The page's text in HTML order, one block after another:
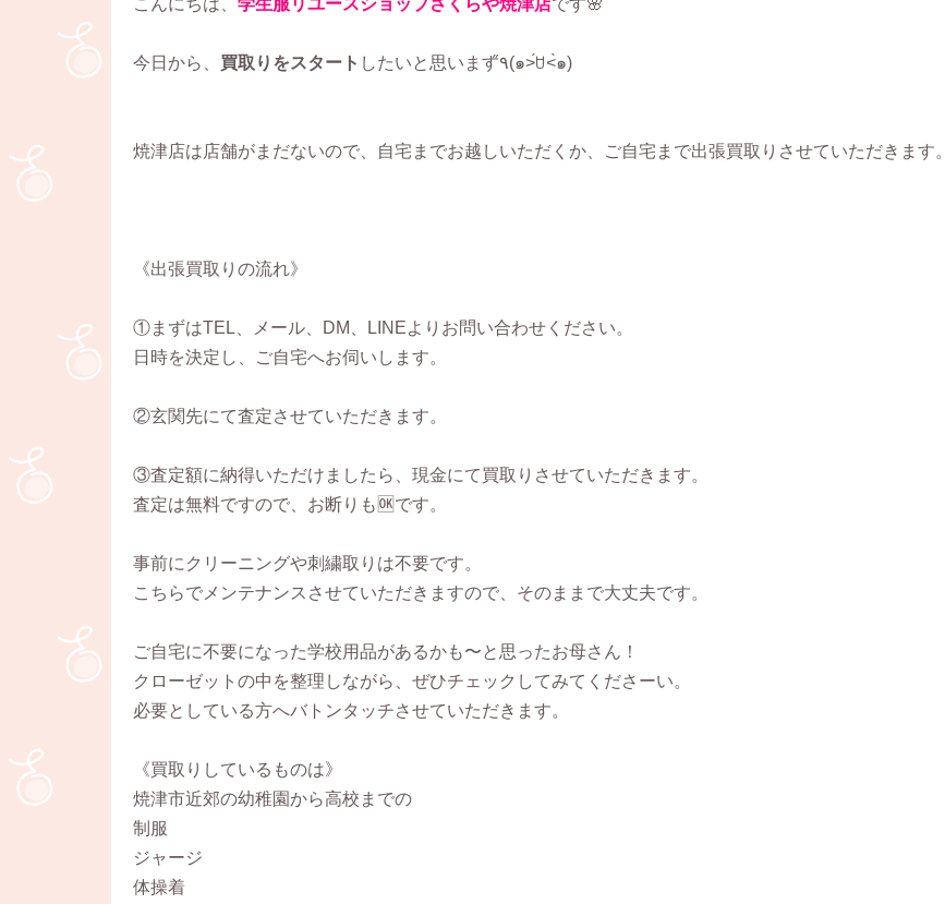
こんにちは、 学生服リユースショップさくらや焼津店です🌸
今日から、 買取りをスタート したいと思います٩̋(๑˃́ꇴ˂̀๑)
焼津店は店舗がまだないので、自宅までお越しいただくか、ご自宅まで出張買取りさせていただきます。
《出張買取りの流れ》
①まずはTEL、メール、DM、LINEよりお問い合わせください。
日時を決定し、ご自宅へお伺いします。
②玄関先にて査定させていただきます。
③査定額に納得いただけましたら、現金にて買取りさせていただきます。
査定は無料ですので、お断りも🆗です。
事前にクリーニングや刺繍取りは不要です。
こちらでメンテナンスさせていただきますので、そのままで大丈夫です。
ご自宅に不要になった学校用品があるかも〜と思ったお母さん！
クローゼットの中を整理しながら、ぜひチェックしてみてくださーい。
必要としている方へバトンタッチさせていただきます。
《買取りしているものは》
焼津市近郊の幼稚園から高校までの
制服
ジャージ
体操着